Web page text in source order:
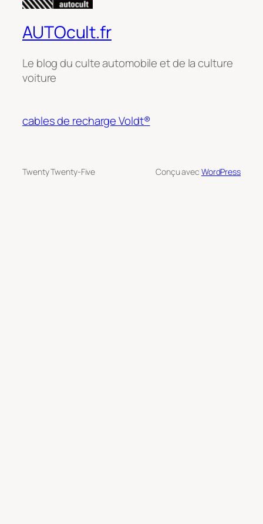
AUTOcult.fr
Le blog du culte automobile et de la culture
voiture
cables de recharge Voldt®
Twenty Twenty-Five Conçu avec WordPress